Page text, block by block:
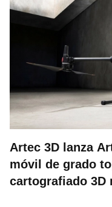
Artec 3D lanza
móvil de grado
cartografiado 3D